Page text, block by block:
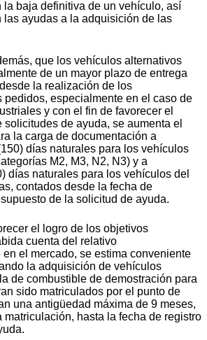
la baja definitiva de un vehículo, así
las ayudas a la adquisición de las
que los vehículos alternativos
de un mayor plazo de entrega
la realización de los
pedidos, especialmente en el caso de
y con el fin de favorecer el
solicitudes de ayuda, se aumenta el
la carga de documentación a
días naturales para los vehículos
M2, M3, N2, N3) y a
días naturales para los vehículos del
contados desde la fecha de
de la solicitud de ayuda.
el logro de los objetivos
cuenta del relativo
el mercado, se estima conveniente
la adquisición de vehículos
de combustible de demostración para
sido matriculados por el punto de
una antigüedad máxima de 9 meses,
matriculación, hasta la fecha de registro